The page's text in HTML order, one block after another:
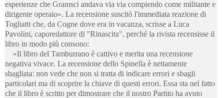
esperienze che Gramsci andava via via compiendo come militante e
dirigente operaio». La recensione suscitò l'immediata reazione di
Togliatti che, da Cogne dove era in vacanza, scrisse a Luca
Pavolini, caporedattore di "Rinascita", perché la rivista recensisse il
libro in modo più consono:
«Il libro del Tamburrano è cattivo e merita una recensione
negativa vivace. La recensione dello Spinella è nettamente
sbagliata: non vede che non si tratta di indicare errori e sbagli
particolari ma di scoprire la chiave di questi errori. Essa sta nel fatto
che il libro è scritto per dimostrare che il nostro Partito ha avuto